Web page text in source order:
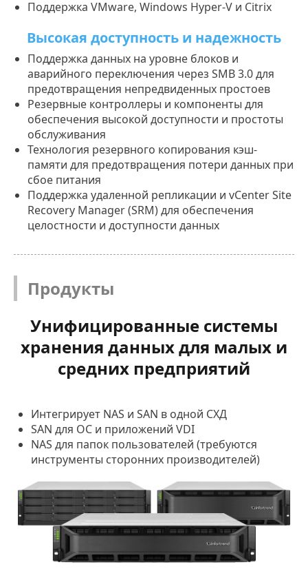
Поддержка VMware, Windows Hyper-V и Citrix
Высокая доступность и надежность
Поддержка данных на уровне блоков и
аварийного переключения через SMB 3.0 для
предотвращения непредвиденных простоев
Резервные контроллеры и компоненты для
обеспечения высокой доступности и простоты
обслуживания
Технология резервного копирования кэш-
памяти для предотвращения потери данных при
сбое питания
Поддержка удаленной репликации и vCenter Site
Recovery Manager (SRM) для обеспечения
целостности и доступности данных
Продукты
Унифицированные системы
хранения данных для малых и
средних предприятий
Интегрирует NAS и SAN в одной СХД
SAN для ОС и приложений VDI
NAS для папок пользователей (требуются
инструменты сторонних производителей)